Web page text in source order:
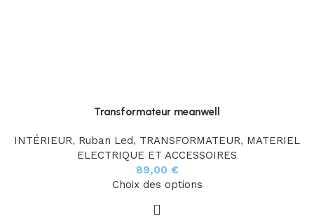
Transformateur meanwell
INTÉRIEUR, Ruban Led, TRANSFORMATEUR, MATERIEL
ELECTRIQUE ET ACCESSOIRES
89,00 €
Choix des options